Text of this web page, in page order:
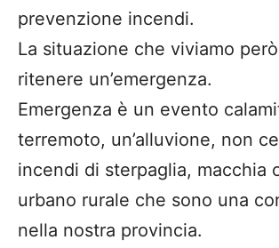
prevenzione incendi.
La situazione che viviamo
ritenere un’emergenza.
Emergenza è un evento
terremoto, un’alluvione, non
incendi di sterpaglia, macchia
urbano rurale che sono una
nella nostra provincia.